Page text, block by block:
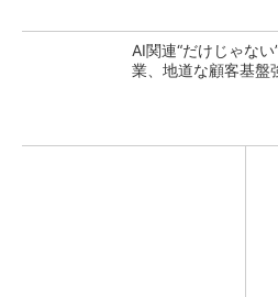
AI関連“だけじゃな
業、地道な顧客基盤